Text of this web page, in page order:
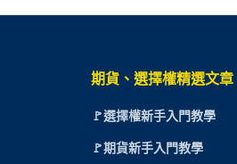
期貨、選擇權精選文章
🚩選擇權新手入門教學
🚩期貨新手入門教學